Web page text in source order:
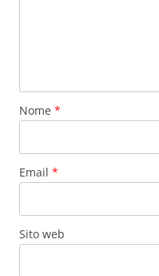
Nome *
Email *
Sito web